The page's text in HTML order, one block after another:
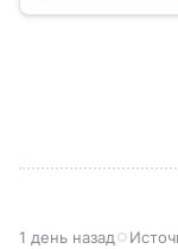
1 день назад